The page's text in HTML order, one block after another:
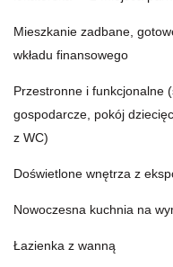
Mieszkanie zadbane,
wkładu finansowego
Przestronne i funkcjonalne
gospodarcze, pokój
z WC)
Doświetlone wnętrza z
Nowoczesna kuchnia na
Łazienka z wanną